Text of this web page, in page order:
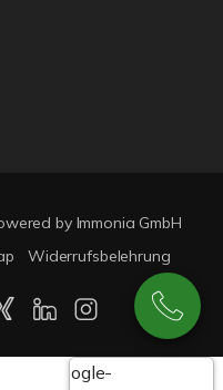
by Immonia GmbH
Widerrufsbelehrung
Google-